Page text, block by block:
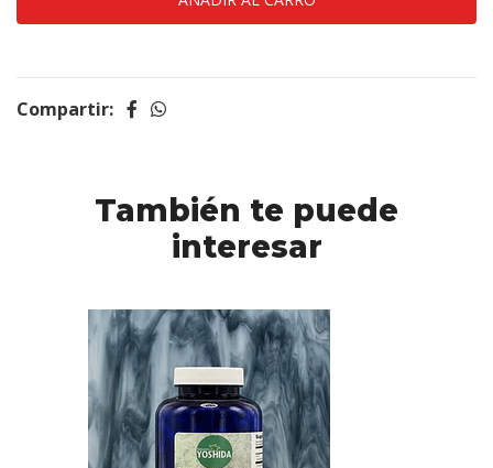
Compartir:
También te puede
interesar